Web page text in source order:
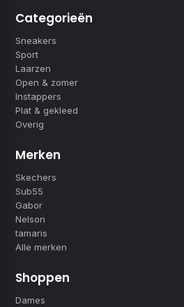
Categorieën
Sneakers
Sport
Laarzen
Open & zomer
Instappers
Plat & gekleed
Overig
Merken
Skechers
Sub55
Gabor
Nelson
tamaris
Alle merken
Shoppen
Dames